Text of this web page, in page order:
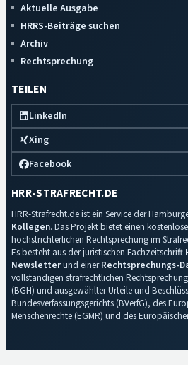
Aktuelle Ausgabe
HRRS-Beiträge suchen
Archiv
Rechtsprechung
TEILEN
LinkedIn
Xing
Facebook
HRR-STRAFRECHT.DE
HRR-Strafrecht.de ist ein Service der
Kollegen. Das Projekt bietet einen
höchstrichterlichen Rechtsprechung im
Es besteht aus der juristischen Fachzeitschrift
Newsletterund einerRechtsprechungs-
vollständigen strafrechtlichen
(BGH) und ausgewählter Urteile und
Bundesverfassungsgerichts (BVerfG), des
Menschenrechte (EGMR) und des